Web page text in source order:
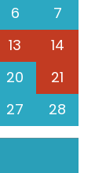
6
7
13
14
20
21
27 28